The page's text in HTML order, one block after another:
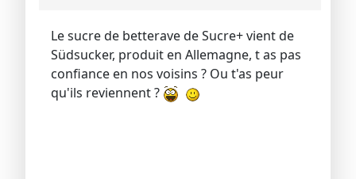
Le sucre de betterave de Sucre+ vient de
Südsucker, produit en Allemagne, t as pas
confiance en nos voisins ? Ou t'as peur
qu'ils reviennent ?